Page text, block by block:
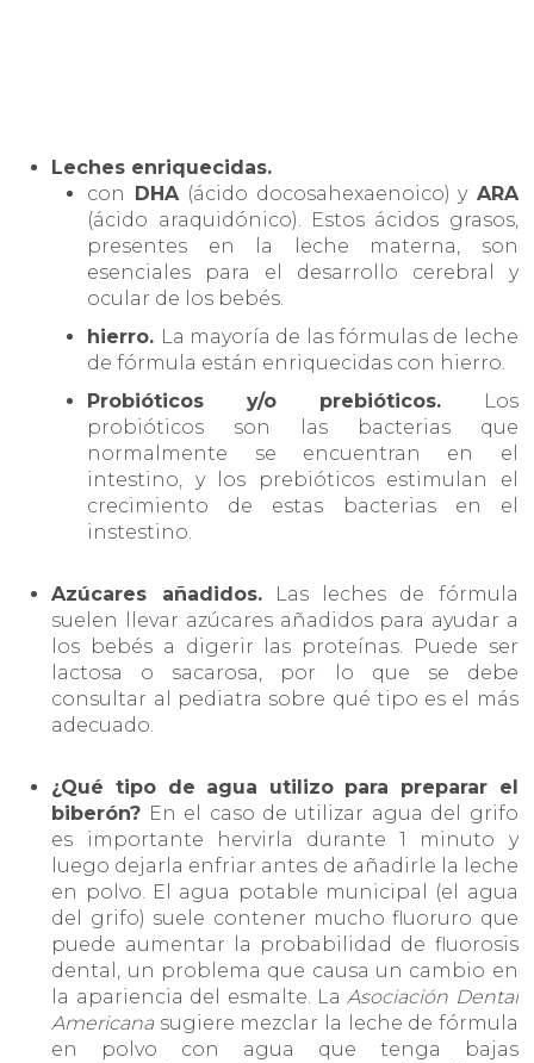
Leches enriquecidas.
con
DHA (ácido docosahexaenoico) yARA
(ácido araquidónico). Estos ácidos grasos,
presentes en la leche materna, son
esenciales para el desarrollo cerebral y
ocular de los bebés.
hierro. La mayoría de las fórmulas de leche
de fórmula están enriquecidas con hierro.
Probióticos y/o prebióticos.
Los
probióticos son las bacterias que
normalmente se encuentran en el
intestino, y los prebióticos estimulan el
crecimiento de estas bacterias en el
instestino.
Azúcares añadidos.Las leches de fórmula
suelen llevar azúcares añadidos para ayudar a
los bebés a digerir las proteínas. Puede ser
lactosa o sacarosa, por lo que se debe
consultar al pediatra sobre qué tipo es el más
adecuado.
¿Qué tipo de agua utilizo para preparar el
biberón? En el caso de utilizar agua del grifo
es importante hervirla durante 1 minuto y
luego dejarla enfriar antes de añadirle la leche
en polvo. El agua potable municipal (el agua
del grifo) suele contener mucho fluoruro que
puede aumentar la probabilidad de fluorosis
dental, un problema que causa un cambio en
la apariencia del esmalte. LaAsociación Dental
Americanasugiere mezclar la leche de fórmula
en polvo con agua que tenga bajas